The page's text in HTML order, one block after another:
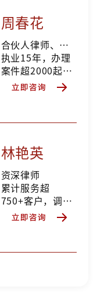
旗、奖杯500+，
客户好评率90%
以上
周春花
合伙人律师、办案一部负责人
执业15年，办理
案件超2000起，
服务人数超
10000人，代理
件，涉千万资产
中和解率达60%
以上，好评率超
90%以上
林艳英
资深律师
累计服务超
750+客户，调解
率达60%以上，
好评率达95%以